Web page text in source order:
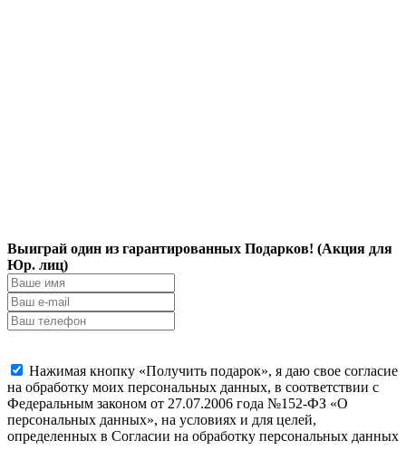
Выиграй один из гарантированных Подарков! (Акция для
Юр. лиц)
Нажимая кнопку «Получить подарок», я даю свое согласие
на обработку моих персональных данных, в соответствии с
Федеральным законом от 27.07.2006 года №152-ФЗ «О
персональных данных», на условиях и для целей,
определенных в Согласии на обработку персональных данных